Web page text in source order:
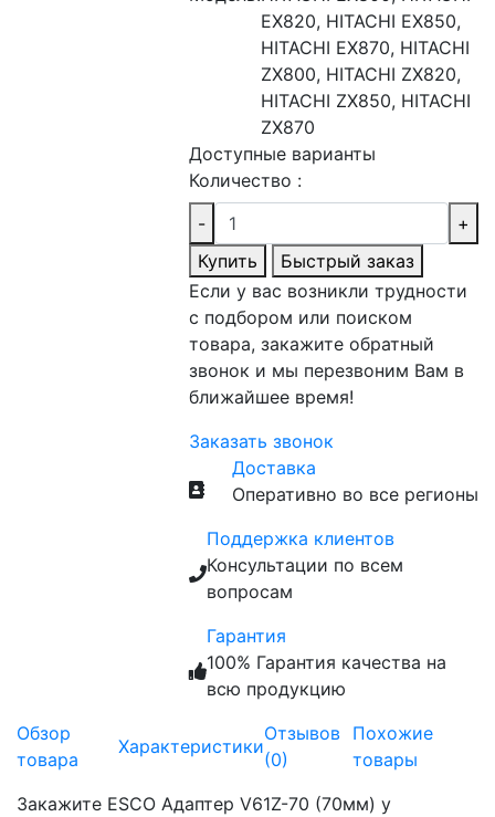
EX820, HITACHI EX850,
HITACHI EX870, HITACHI
ZX800, HITACHI ZX820,
HITACHI ZX850, HITACHI
ZX870
Доступные варианты
Количество :
-
+
Купить
Быстрый заказ
Если у вас возникли трудности
с подбором или поиском
товара, закажите обратный
звонок и мы перезвоним Вам в
ближайшее время!
Заказать звонок
Доставка
Оперативно во все регионы
Поддержка клиентов
Консультации по всем
вопросам
Гарантия
100% Гарантия качества на
всю продукцию
Обзор
товара
Характеристики
Отзывов
(0)
Похожие
товары
Закажите ESCO Адаптер V61Z-70 (70мм) у